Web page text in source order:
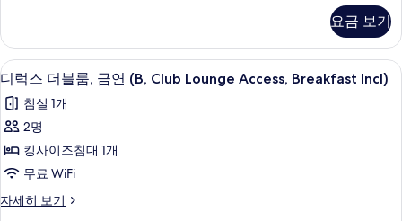
Access,
Breakfast
Incl.)
사
진
모
두
보
블
룸,
금
연
(A,Club
Lounge
Breakfast
Incl.)
세
요금 보기
디
럭
스
더
블
룸,
금
미니바, 객실 내 금고, 책상, 다리미/다
6
디럭스 더블룸, 금연 (B, Club Lounge Access, Breakfast Incl)
침실 1개
2명
킹사이즈침대 1개
무료 WiFi
자세히 보기
디